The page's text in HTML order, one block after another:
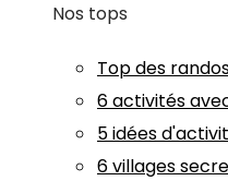
Nos tops
Top des
6 activités
5 idées
6 villages